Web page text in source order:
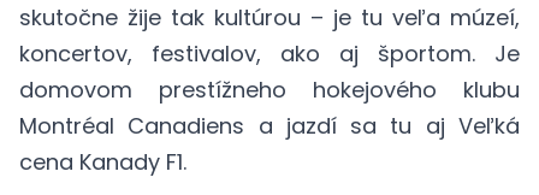
skutočne žije tak kultúrou – je tu veľa múzeí,
koncertov, festivalov, ako aj športom. Je
domovom prestížneho hokejového klubu
Montréal Canadiens a jazdí sa tu aj Veľká
cena Kanady F1.